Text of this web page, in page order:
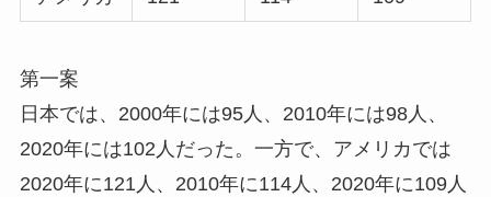
第一案
日本では、2000年には95人、2010年には98人、
2020年には102人だった。一方で、アメリカでは
2020年に121人、2010年に114人、2020年に109人